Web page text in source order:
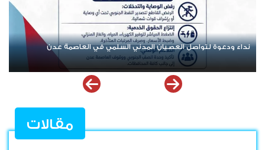
تنفيذية انتقالي العاصمة عدن تدعو الجماهير للمشاركة في الوقفة
التضامنية مع المعتقل البطل معين المقرحي
مقالات